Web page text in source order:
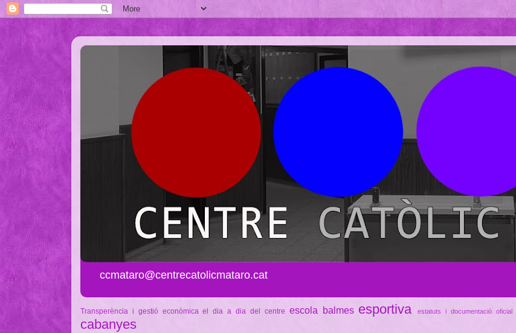
ccmataro@centrecatolicmataro.cat
Transperència i gestió econòmica el dia a dia del centre escola balmes esportiva estatuts i documentació oficial
cabanyes